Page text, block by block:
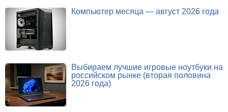
Компьютер месяца — август 2026 года
Выбираем лучшие игровые ноутбуки на
российском рынке (вторая половина
2026 года)